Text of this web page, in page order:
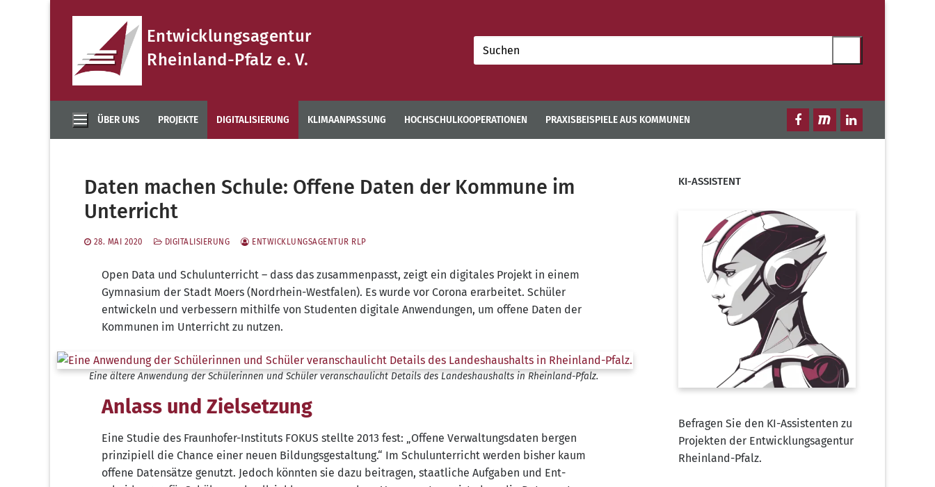
Entwicklungsagentur
Rheinland-Pfalz e. V.
Suchen
nach:
ÜBER UNS PROJEKTE DIGITALISIERUNG KLIMAANPASSUNG HOCHSCHULKOOPERATIONEN PRAXISBEISPIELE AUS KOMMUNEN
Daten machen Schule: Offene Daten der Kommune im
Unterricht
28. MAI 2020 DIGITALISIERUNG ENTWICKLUNGSAGENTUR RLP
Open Data und Schul­un­ter­richt – dass das zusam­men­passt, zeigt ein digi­ta­les Pro­jekt in einem
Gym­na­si­um der Stadt Moers (Nord­rhein-West­fa­len). Es wur­de vor Coro­na erar­bei­tet. Schü­ler
ent­wi­ckeln und ver­bes­sern mit­hil­fe von Stu­den­ten digi­ta­le Anwen­dun­gen, um offe­ne Daten der
Kom­mu­nen im Unter­richt zu nutzen.
Eine älte­re Anwen­dung der Schü­le­rin­nen und Schü­ler ver­an­schau­licht Details des Lan­des­haus­halts in Rheinland-Pfalz.
Anlass und Zielsetzung
Eine Stu­die des Fraun­ho­fer-Insti­tuts FOKUS stell­te 2013 fest: „Offe­ne Ver­wal­tungs­da­ten ber­gen
prin­zi­pi­ell die Chan­ce einer neu­en Bil­dungs­ge­stal­tung.“ Im Schul­un­ter­richt wer­den bis­her kaum
offe­ne Daten­sät­ze genutzt. Jedoch könn­ten sie dazu bei­tra­gen, staat­li­che Auf­ga­ben und Ent­
KI-ASSISTENT
Befragen Sie den KI-Assistenten zu
Projekten der Entwicklungsagentur
Rheinland-Pfalz.